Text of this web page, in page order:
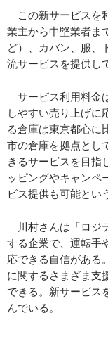
この新サービスを
業主から中堅業者ま
ど）、カバン、服、
流サービスを提供し
サービス利用料金
しやすい売り上げに
る倉庫は東京都心に
市の倉庫を拠点とし
きるサービスを目指
ッピングやキャンペ
ビス提供も可能とい
川村さんは「ロジ
する企業で、運転手
応できる自信がある
に関するさまざま支
できる。新サービス
んでいる。